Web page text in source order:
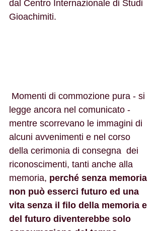
dal Centro Internazionale di Studi
Gioachimiti.
legge ancora nel comunicato -
mentre scorrevano le immagini di
alcuni avvenimenti e nel corso
della cerimonia di consegna  dei
riconoscimenti, tanti anche alla
memoria, perché senza memoria
non può esserci futuro ed una
vita senza il filo della memoria e
del futuro diventerebbe solo